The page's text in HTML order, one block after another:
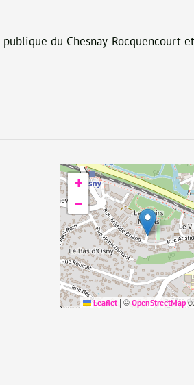
du Chesnay-Rocquencourt
+
−
Leaflet | © OpenStreetMap